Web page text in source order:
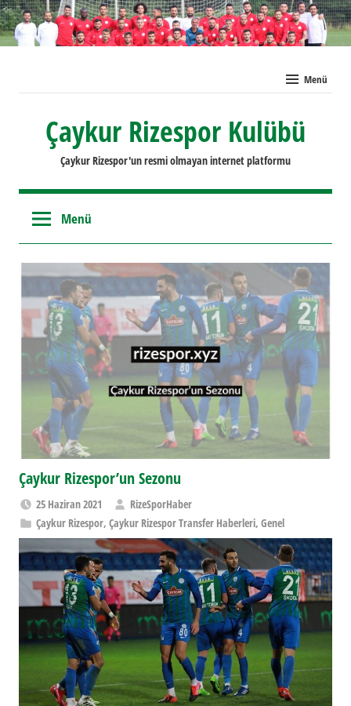
İçeriğe
geç
Menü
Çaykur Rizespor Kulübü
Çaykur Rizespor'un resmi olmayan internet platformu
Menü
Çaykur Rizespor’un Sezonu
25 Haziran 2021
RizeSporHaber
Çaykur Rizespor,Çaykur Rizespor Transfer Haberleri,Genel